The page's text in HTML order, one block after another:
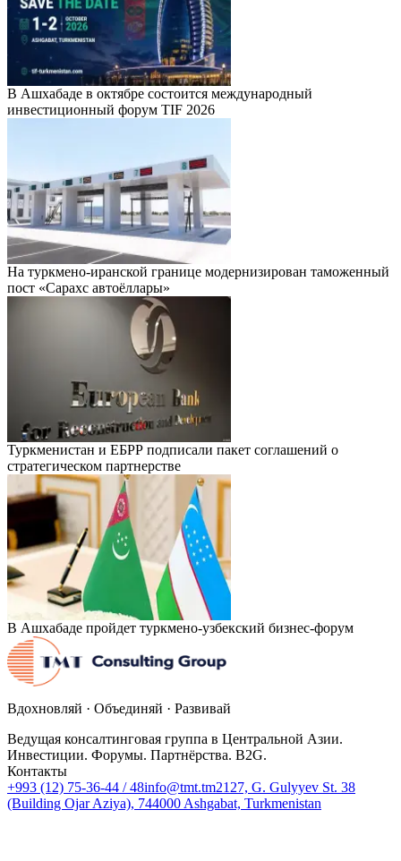
В Ашхабаде в октябре состоится международный
инвестиционный форум TIF 2026
На туркмено-иранской границе модернизирован таможенный
пост «Сарахс автоёллары»
Туркменистан и ЕБРР подписали пакет соглашений о
стратегическом партнерстве
В Ашхабаде пройдет туркмено-узбекский бизнес-форум
Вдохновляй · Объединяй · Развивай
Ведущая консалтинговая группа в Центральной Азии.
Инвестиции. Форумы. Партнёрства. B2G.
Контакты
+993 (12) 75-36-44 / 48info@tmt.tm2127, G. Gulyyev St. 38
(Building Ojar Aziya), 744000 Ashgabat, Turkmenistan